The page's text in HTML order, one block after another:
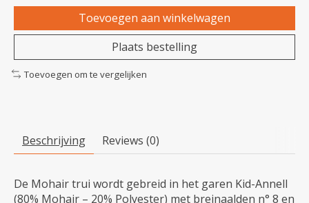
Toevoegen aan winkelwagen
Plaats bestelling
Toevoegen om te vergelijken
Beschrijving Reviews (0)
De Mohair trui wordt gebreid in het garen Kid-Annell
(80% Mohair – 20% Polyester) met breinaalden n° 8 en